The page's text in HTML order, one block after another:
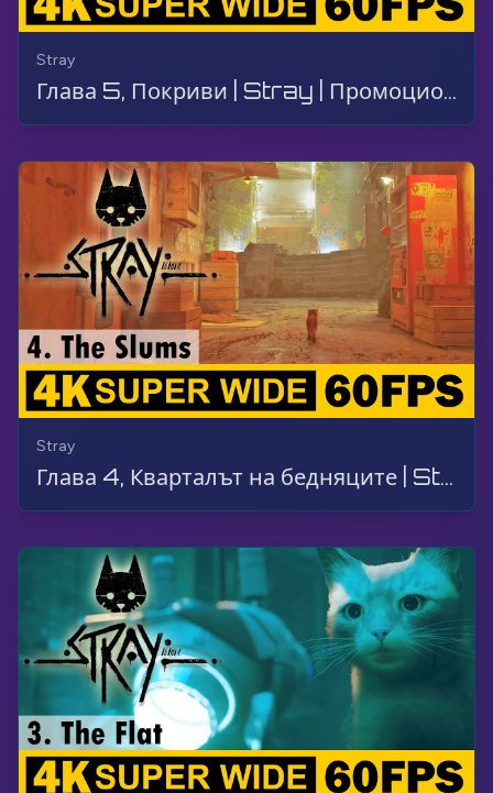
Stray
Глава 5, Покриви | Stray | Промоционален трейлър, Геймплей, Без коментар, 4K, 60 FPS, СУПЕР ШИРОК
Stray
Глава 4, Кварталът на бедняците | Stray | Геймплей, Без коментар, 4K, 60 FPS, СУПЕР ШИРОК